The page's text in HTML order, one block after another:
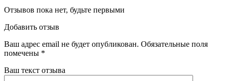
Отзывов пока нет, будьте первыми
Добавить отзыв
Ваш адрес email не будет опубликован. Обязательные поля
помечены *
Ваш текст отзыва